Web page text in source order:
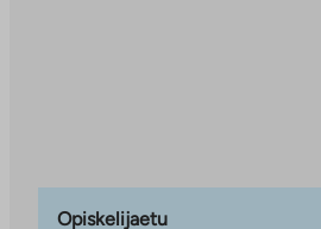
Opiskelijaetu